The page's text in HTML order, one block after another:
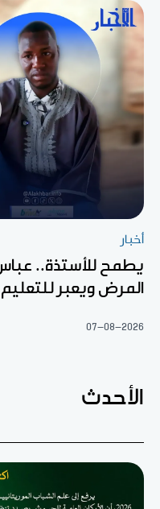
أخبار
يطمح للأستذة..
المرض ويعبر للتعليم
07-08-2026
الأحدث